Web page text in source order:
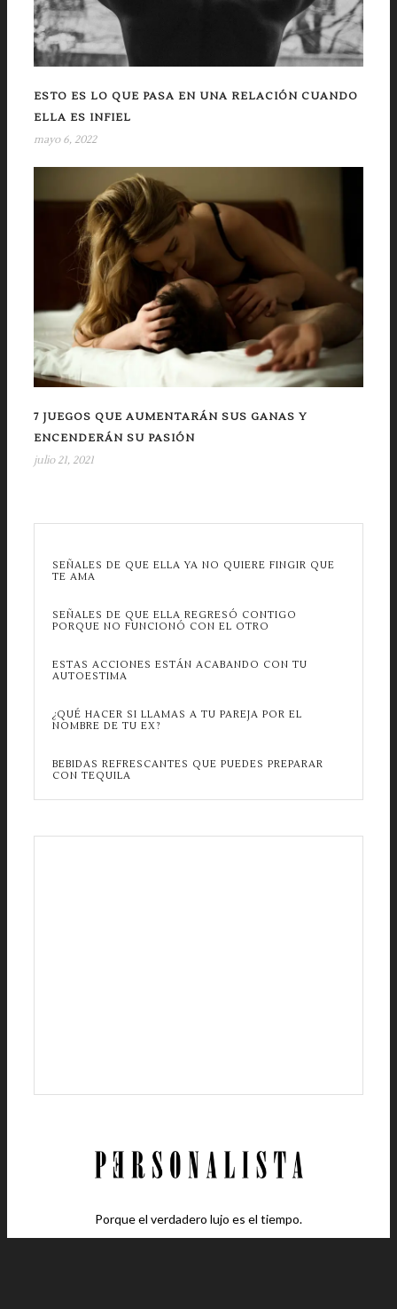
ESTO ES LO QUE PASA EN UNA RELACIÓN CUANDO
ELLA ES INFIEL
mayo 6, 2022
7 JUEGOS QUE AUMENTARÁN SUS GANAS Y
ENCENDERÁN SU PASIÓN
julio 21, 2021
SEÑALES DE QUE ELLA YA NO QUIERE FINGIR QUE
TE AMA
SEÑALES DE QUE ELLA REGRESÓ CONTIGO
PORQUE NO FUNCIONÓ CON EL OTRO
ESTAS ACCIONES ESTÁN ACABANDO CON TU
AUTOESTIMA
¿QUÉ HACER SI LLAMAS A TU PAREJA POR EL
NOMBRE DE TU EX?
BEBIDAS REFRESCANTES QUE PUEDES PREPARAR
CON TEQUILA
Porque el verdadero lujo es el tiempo.